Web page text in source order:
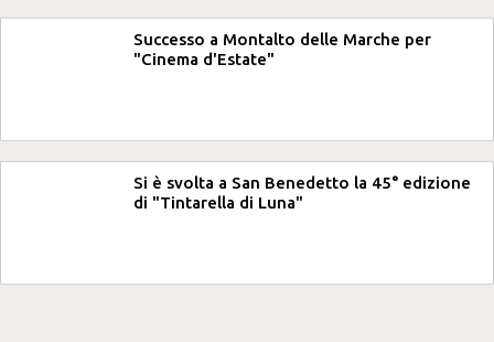
Successo a Montalto delle Marche per
"Cinema d'Estate"
Si è svolta a San Benedetto la 45° edizione
di "Tintarella di Luna"